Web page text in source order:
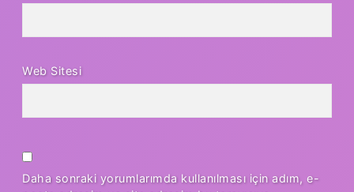
Web Sitesi
Daha sonraki yorumlarımda kullanılması için adım, e-